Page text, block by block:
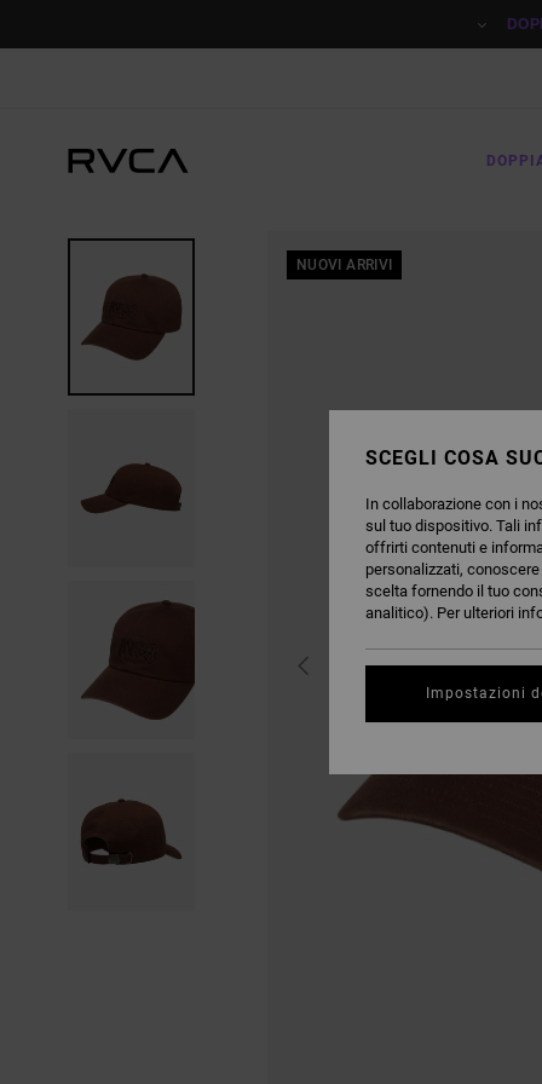
NUOVI ARRIVI
SCEGLI COSA
In collaborazione con i
sul tuo dispositivo. Tali
offrirti contenuti e
personalizzati,
scelta fornendo il tuo
analitico). Per ulteriori
Impostazioni